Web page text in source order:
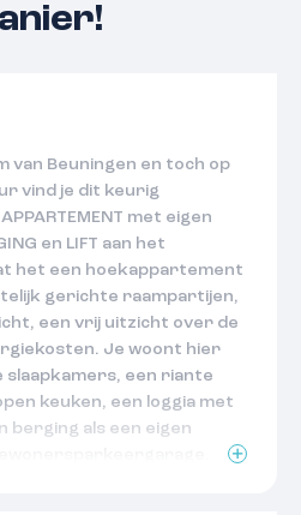
van Beuningen en toch op
vind je dit keurig
met eigen
en LIFT aan het
het een hoekappartement
gerichte raampartijen,
een vrij uitzicht over de
Je woont hier
een riante
keuken, een loggia met
berging als een eigen